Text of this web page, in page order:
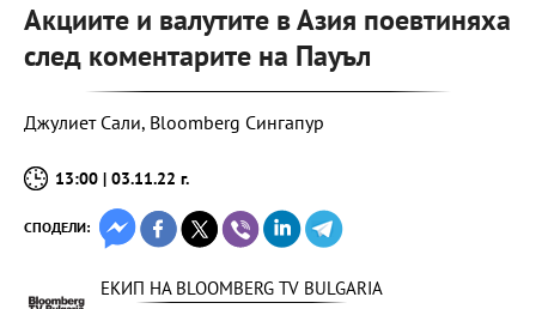
Акциите и валутите в Азия поевтиняха
след коментарите на Пауъл
Джулиет Сали, Bloomberg Сингапур
13:00 | 03.11.22 г.
СПОДЕЛИ:
ЕКИП НА BLOOMBERG TV BULGARIA